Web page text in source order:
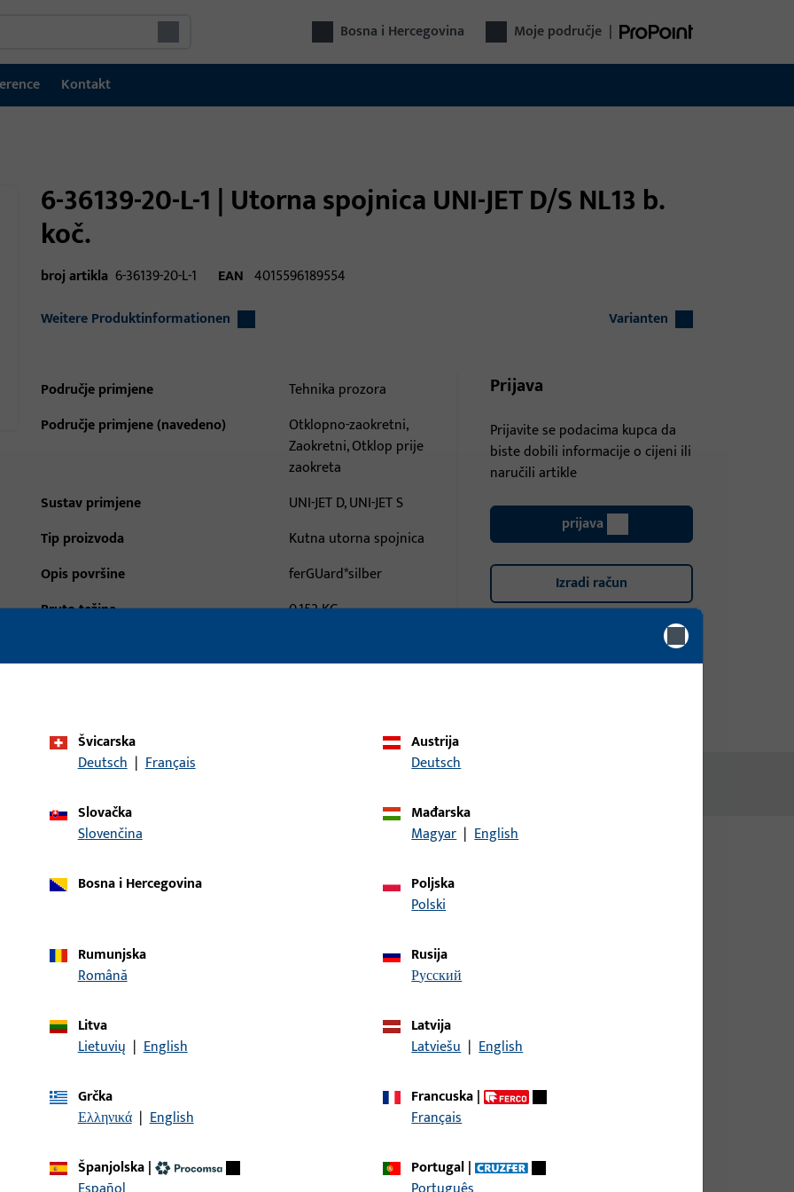
Bosna i Hercegovina Moje područje |
Kontakt
6-36139-20-L-1 | Utorna spojnica UNI-JET D/S NL13 b.
koč.
broj artikla 6-36139-20-L-1 EAN 4015596189554
Weitere Produktinformationen
Varianten
Područje primjene
Tehnika prozora
Područje primjene (navedeno)
Otklopno-zaokretni,
Zaokretni, Otklop prije
zaokreta
Sustav primjene
UNI-JET D, UNI-JET S
Tip proizvoda
Kutna utorna spojnica
Opis površine
ferGUard*silber
Bruto težina
0,152 KG
Prijava
Prijavite se podacima kupca da
biste dobili informacije o cijeni ili
naručili artikle
prijava
Izradi račun
mm, Oprema Okolo, Smjer otvaranja graničnik Lijevo
| Utorna spojnica UNI-JET D/S
Kutna utorna spojnica, ukupna širina 117 mm, ukupna visina / dubina 90
mm, Oprema Okolo, Smjer otvaranja graničnik Desno
Švicarska
Deutsch | Français
Austrija
Deutsch
Slovačka
Slovenčina
Mađarska
Magyar | English
Bosna i Hercegovina
Poljska
Polski
Rumunjska
Română
Rusija
русский
Litva
Lietuvių | English
Latvija
Latviešu | English
Grčka
Ελληνικά | English
Francuska|
Français
Španjolska|
Portugal|